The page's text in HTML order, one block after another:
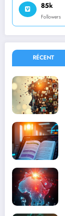
85k
Followers
RÉCENT